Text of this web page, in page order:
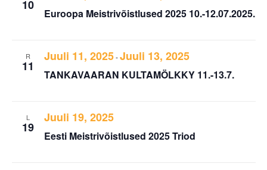
10
Euroopa Meistrivõistlused 2025 10.-12.07.2025.
R
11
Juuli 11, 2025-Juuli 13, 2025
TANKAVAARAN KULTAMÖLKKY 11.-13.7.
L
19
Juuli 19, 2025
Eesti Meistrivõistlused 2025 Triod